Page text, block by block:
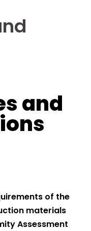
and
of the
materials
Assessment